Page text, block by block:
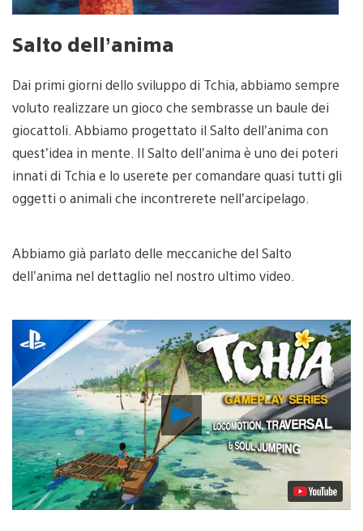
Salto dell’anima
Dai primi giorni dello sviluppo di Tchia, abbiamo sempre
voluto realizzare un gioco che sembrasse un baule dei
giocattoli. Abbiamo progettato il Salto dell’anima con
quest’idea in mente. Il Salto dell’anima è uno dei poteri
innati di Tchia e lo userete per comandare quasi tutti gli
oggetti o animali che incontrerete nell’arcipelago.
Abbiamo già parlato delle meccaniche del Salto
dell’anima nel dettaglio nel nostro ultimo video.
Riproduci
video